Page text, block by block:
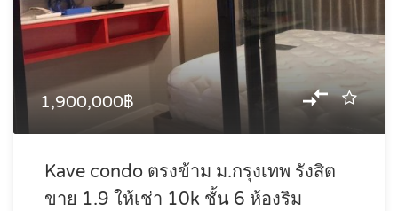
1,900,000฿
Kave condo ตรงข้าม ม.กรุงเทพ รังสิต
ขาย 1.9 ให้เช่า 10k ชั้น 6 ห้องริม